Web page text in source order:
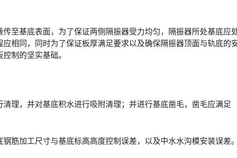
至基底表面，为了保证两侧隔振器受力均匀，隔振器所处基底应
相同，同时为了保证板厚满足要求以及确保隔振器顶面与轨底的
制的坚实基础。󠅅󠅃󠄵󠅂󠄪󠇖󠆨󠆨󠇕󠆞󠆒󠅬󠇘󠆭󠆘󠇙󠆝󠅵󠇗󠆭󠆁󠄐󠇗󠅹󠅸󠇖󠆍󠅳󠇖󠅹󠅰󠇖󠆌󠅹
理，并对基底积水进行吸附清理；并进行基底凿毛，凿毛应满足
筋加工尺寸与基底标高高度控制误差，以及中水水沟模安装误差